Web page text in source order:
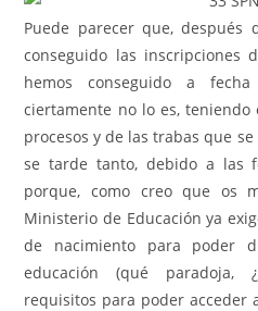
Puede parecer que, después
conseguido las inscripciones
hemos conseguido a
ciertamente no lo es,
procesos y de las trabas que
se tarde tanto, debido a las
porque, como creo que os
Ministerio de Educación ya
de nacimiento para poder
educación (qué paradoja,
requisitos para poder acceder